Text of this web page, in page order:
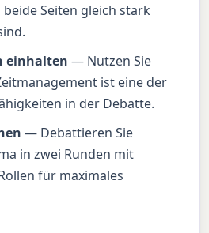
Seiten gleich stark
einhalten — Nutzen Sie
ist eine der
in der Debatte.
— Debattieren Sie
in zwei Runden mit
für maximales